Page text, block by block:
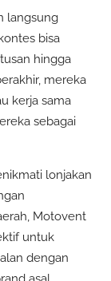
langsung
bisa
hingga
mereka
kerja sama
sebagai
lonjakan
Motovent
untuk
dengan